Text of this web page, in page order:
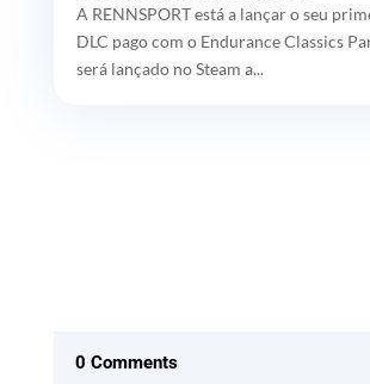
A RENNSPORT está a lançar o seu
DLC pago com o Endurance Classics
será lançado no Steam a...
0 Comments